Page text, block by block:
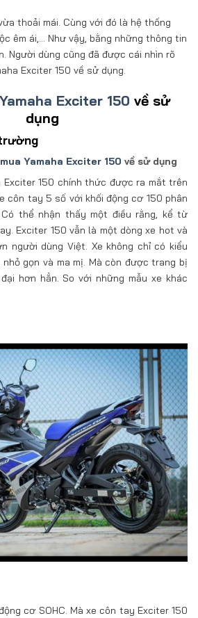
thoải mái. Cùng với đó là hệ thống
êm ái,… Như vậy, bằng những thông tin
Người dùng cũng đã được cái nhìn rõ
Exciter 150 về sử dụng.
Exciter 150 về sử
dụng
mua Yamaha Exciter 150 về sử dụng
Exciter 150 chính thức được ra mắt trên
côn tay 5 số với khối động cơ 150 phân
thể nhận thấy một điều rằng, kể từ
Exciter 150 vẫn là một dòng xe hot và
người dùng Việt. Xe không chỉ có kiểu
gọn và ma mị. Mà còn được trang bị
hơn hẳn. So với những mẫu xe khác
cơ SOHC. Mà xe côn tay Exciter 150